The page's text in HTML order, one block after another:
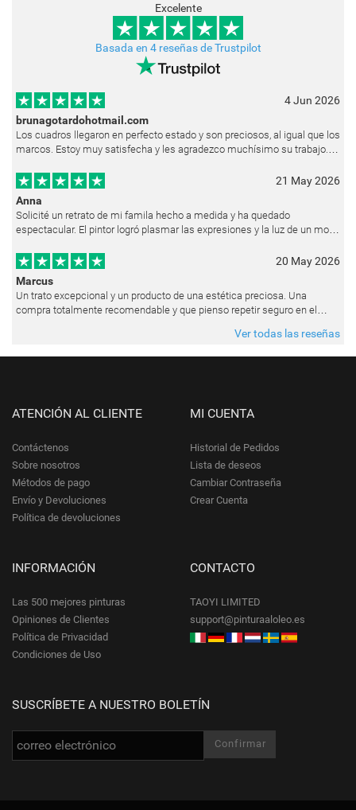
Excelente
Basada en 4 reseñas de Trustpilot
4 Jun 2026
brunagotardohotmail.com
Los cuadros llegaron en perfecto estado y son preciosos, al igual que los
marcos. Estoy muy satisfecha y les agradezco muchísimo su trabajo.
21 May 2026
Anna
Solicité un retrato de mi famila hecho a medida y ha quedado
espectacular. El pintor logró plasmar las expresiones y la luz de un modo
20 May 2026
Marcus
Un trato excepcional y un producto de una estética preciosa. Una
compra totalmente recomendable y que pienso repetir seguro en el
Ver todas las reseñas
ATENCIÓN AL CLIENTE
Contáctenos
Sobre nosotros
Métodos de pago
Envío y Devoluciones
Política de devoluciones
MI CUENTA
Historial de Pedidos
Lista de deseos
Cambiar Contraseña
Crear Cuenta
INFORMACIÓN
Las 500 mejores pinturas
Opiniones de Clientes
Política de Privacidad
Condiciones de Uso
CONTACTO
TAOYI LIMITED
support@pinturaaloleo.es
SUSCRÍBETE A NUESTRO BOLETÍN